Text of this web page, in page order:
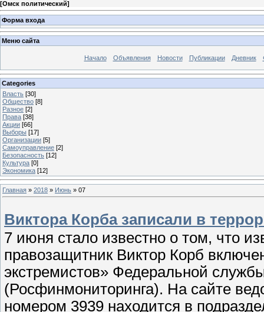
[Омск политический]
Форма входа
Меню сайта
Начало Объявления Новости Публикации Дневник
Categories
Власть [30]
Общество [8]
Разное [2]
Права [38]
Акции [66]
Выборы [17]
Организации [5]
Самоуправление [2]
Безопасность [12]
Культура [0]
Экономика [12]
Главная » 2018 » Июнь » 07
Виктора Корба записали в
7 июня стало известно о том, что
правозащитник Виктор Корб
экстремистов» Федеральной
(Росфинмониторинга). На сайте
номером 3939 находится в